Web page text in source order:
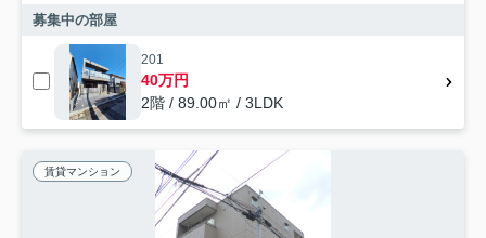
募集中の部屋
201
40万円
2階 / 89.00㎡ / 3LDK
賃貸マンション